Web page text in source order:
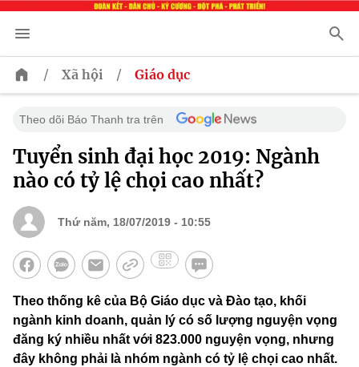
/ Xã hội / Giáo dục
Theo dõi Báo Thanh tra trên
Tuyển sinh đại học 2019: Ngành
nào có tỷ lệ chọi cao nhất?
Thứ năm, 18/07/2019 - 10:55
Theo thống kê của Bộ Giáo dục và Đào tạo, khối
ngành kinh doanh, quản lý có số lượng nguyện vọng
đăng ký nhiều nhất với 823.000 nguyện vọng, nhưng
đây không phải là nhóm ngành có tỷ lệ chọi cao nhất.